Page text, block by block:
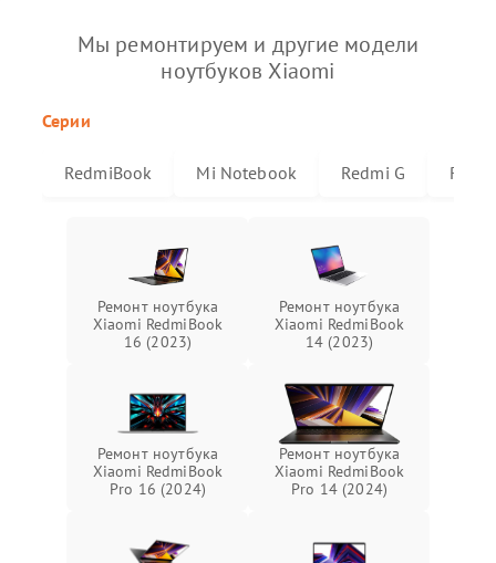
Мы ремонтируем и другие модели
ноутбуков Xiaomi
Серии
RedmiBook Mi Notebook Redmi G
Ремонт ноутбука
Xiaomi RedmiBook
16 (2023)
Ремонт ноутбука
Xiaomi RedmiBook
14 (2023)
Ремонт ноутбука
Xiaomi RedmiBook
Pro 16 (2024)
Ремонт ноутбука
Xiaomi RedmiBook
Pro 14 (2024)